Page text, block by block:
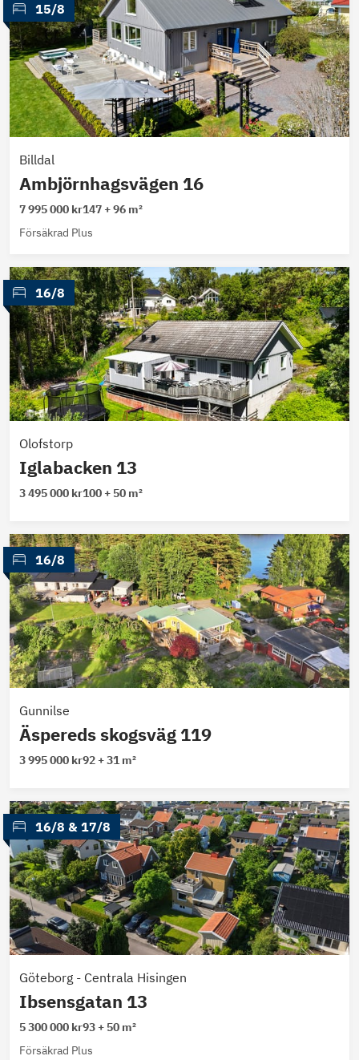
15/8
Billdal
Ambjörnhagsvägen 16
7 995 000 kr147 + 96 m²
Försäkrad Plus
16/8
Olofstorp
Iglabacken 13
3 495 000 kr100 + 50 m²
16/8
Gunnilse
Äspereds skogsväg 119
3 995 000 kr92 + 31 m²
16/8 & 17/8
Göteborg - Centrala Hisingen
Ibsensgatan 13
5 300 000 kr93 + 50 m²
Försäkrad Plus